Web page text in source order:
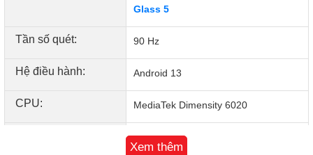
Glass 5
Tần số quét: 90 Hz
Hệ điều hành: Android 13
CPU: MediaTek Dimensity 6020
8
Xem thêm